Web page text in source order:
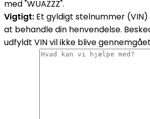
med "WUAZZZ".
Vigtigt: Et gyldigt stelnummer
at behandle din henvendelse.
udfyldt VIN vil ikke blive